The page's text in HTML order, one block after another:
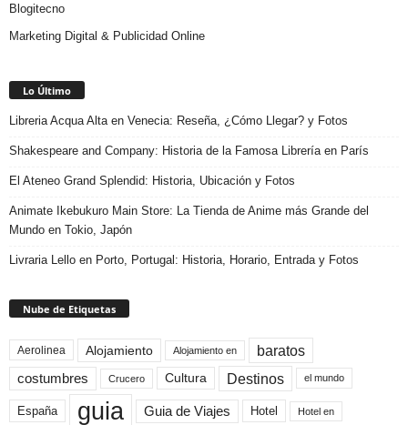
Blogitecno
Marketing Digital & Publicidad Online
Lo Último
Libreria Acqua Alta en Venecia: Reseña, ¿Cómo Llegar? y Fotos
Shakespeare and Company: Historia de la Famosa Librería en París
El Ateneo Grand Splendid: Historia, Ubicación y Fotos
Animate Ikebukuro Main Store: La Tienda de Anime más Grande del
Mundo en Tokio, Japón
Livraria Lello en Porto, Portugal: Historia, Horario, Entrada y Fotos
Nube de Etiquetas
Aerolinea Alojamiento Alojamiento en baratos
costumbres Crucero Cultura Destinos el mundo
España guia Guia de Viajes Hotel Hotel en